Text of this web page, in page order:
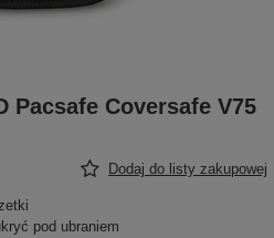
Pacsafe Coversafe V75
Dodaj do listy zakupowej
pod ubraniem